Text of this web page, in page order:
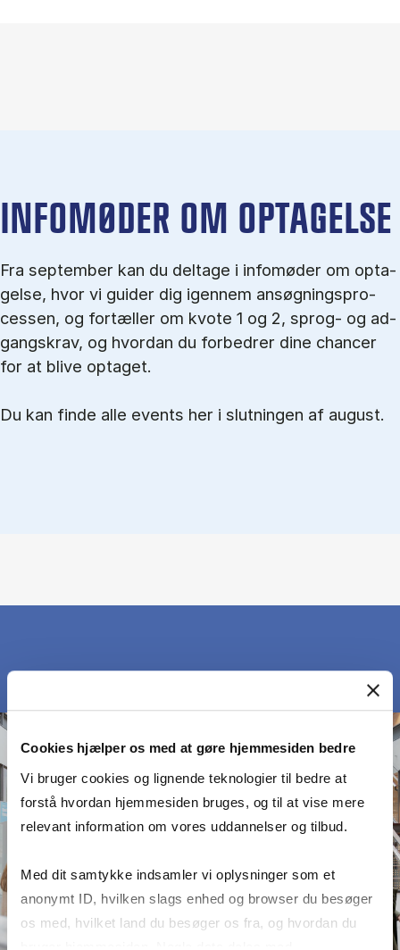
Cookies hjælper os med at gøre hjemmesiden bedre
Vi bruger cookies og lignende teknologier til bedre at
forstå hvordan hjemmesiden bruges, og til at vise mere
relevant information om vores uddannelser og tilbud.
Med dit samtykke indsamler vi oplysninger som et
anonymt ID, hvilken slags enhed og browser du besøger
os med, hvilket land du besøger os fra, og hvordan du
IN­FO­MØ­DER OM OP­TA­GEL­SE
Fra september kan du del­tage i in­fo­mø­der om op­ta­
gel­se, hvor vi gu­i­der dig igen­nem an­søg­nings­pro­
ces­sen, og for­tæl­ler om kvo­te 1 og 2, sprog- og ad­
gangs­krav, og hvordan du forbedrer dine chancer
for at blive optaget.
Du kan finde alle events her i slutningen af august.